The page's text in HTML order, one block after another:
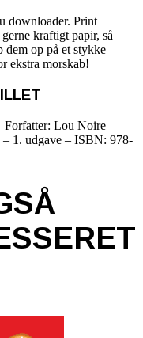
downloader. Print
kraftigt papir, så
op på et stykke
ekstra morskab!
Forfatter: Lou Noire –
– 1. udgave – ISBN: 978-